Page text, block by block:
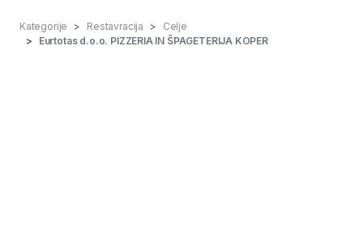
Kategorije Restavracija
Celje
Eurtotas d.o.o. PIZZERIA IN ŠPAGETERIJA KOPER